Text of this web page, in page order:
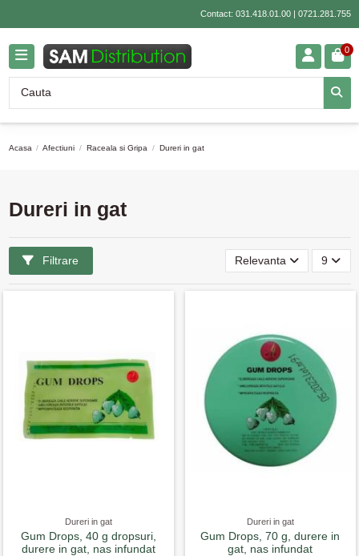
Contact: 031.418.01.00| 0721.281.755
0
Acasa Afectiuni Raceala si Gripa Dureri in gat
Dureri in gat
Filtrare Relevanta 9
Dureri in gat
Gum Drops, 40 g dropsuri,
durere in gat, nas infundat
Dureri in gat
Gum Drops, 70 g, durere in
gat, nas infundat